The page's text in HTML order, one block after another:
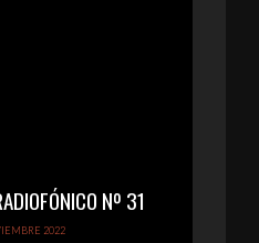
Nº 31
2022